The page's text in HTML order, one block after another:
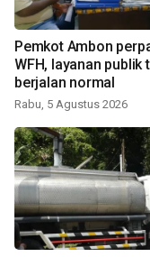
Pemkot Ambon
WFH, layanan publik
berjalan normal
Rabu, 5 Agustus 2026